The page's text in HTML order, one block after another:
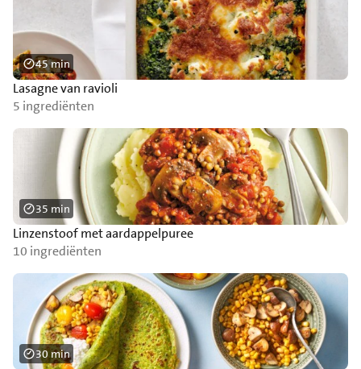
Lasagne van ravioli
5 ingrediënten
45 min
Linzenstoof met aardappelpuree
10 ingrediënten
35 min
30 min